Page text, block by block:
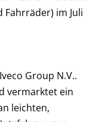
im Juli
Group N.V..
vermarktet ein
leichten,